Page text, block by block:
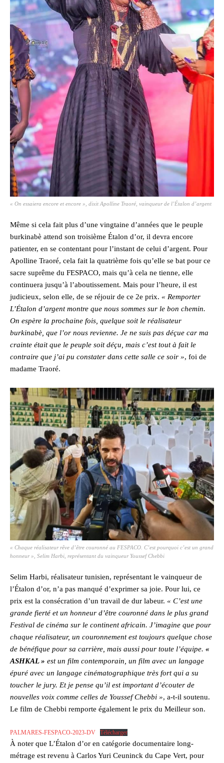
« On essaiera encore et encore », dixit Apolline Traoré, vainqueur de l’Étalon d’argent
Même si cela fait plus d’une vingtaine d’années que le peuple
burkinabè attend son troisième Étalon d’or, il devra encore
patienter, en se contentant pour l’instant de celui d’argent. Pour
Apolline Traoré, cela fait la quatrième fois qu’elle se bat pour ce
sacre suprême du FESPACO, mais qu’à cela ne tienne, elle
continuera jusqu’à l’aboutissement. Mais pour l’heure, il est
judicieux, selon elle, de se réjouir de ce 2e prix. « Remporter
L’Étalon d’argent montre que nous sommes sur le bon chemin.
On espère la prochaine fois, quelque soit le réalisateur
burkinabè, que l’or nous revienne. Je ne suis pas déçue car ma
crainte était que le peuple soit déçu, mais c’est tout à fait le
contraire que j’ai pu constater dans cette salle ce soir », foi de
madame Traoré.
« Chaque réalisateur rêve d’être couronné au FESPACO. C’est pourquoi c’est un grand
honneur », Selim Harbi, représentant du vainqueur Youssef Chebbi
Selim Harbi, réalisateur tunisien, représentant le vainqueur de
l’Étalon d’or, n’a pas manqué d’exprimer sa joie. Pour lui, ce
prix est la consécration d’un travail de dur labeur. « C’est une
grande fierté et un honneur d’être couronné dans le plus grand
Festival de cinéma sur le continent africain. J’imagine que pour
chaque réalisateur, un couronnement est toujours quelque chose
de bénéfique pour sa carrière, mais aussi pour toute l’équipe. «
ASHKAL » est un film contemporain, un film avec un langage
épuré avec un langage cinématographique très fort qui a su
toucher le jury. Et je pense qu’il est important d’écouter de
nouvelles voix comme celles de Youssef Chebbi », a-t-il soutenu.
Le film de Chebbi remporte également le prix du Meilleur son.
PALMARES-FESPACO-2023-DV Télécharger
À noter que L’Étalon d’or en catégorie documentaire long-
métrage est revenu à Carlos Yuri Ceuninck du Cape Vert, pour